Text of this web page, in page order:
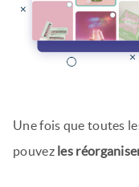
Une fois que toutes
pouvez les